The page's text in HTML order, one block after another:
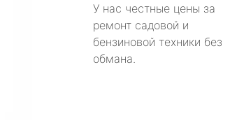
У нас честные цены за
ремонт садовой и
бензиновой техники без
обмана.